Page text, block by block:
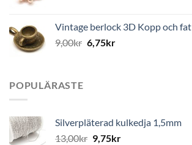
Vintage berlock 3D Kopp och fat
9,00kr 6,75kr
POPULÄRASTE
Silverpläterad kulkedja 1,5mm
13,00kr 9,75kr